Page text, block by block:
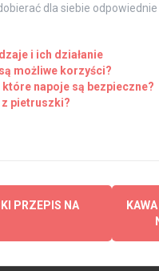
dla siebie odpowiednie
i ich działanie
możliwe korzyści?
napoje są bezpieczne?
pietruszki?
PRZEPIS NA